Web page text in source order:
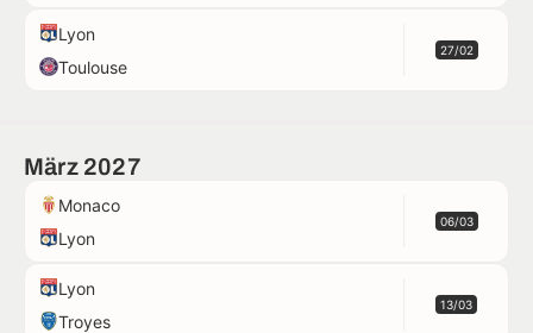
Lyon
Toulouse
27/02
März 2027
Monaco
Lyon
06/03
Lyon
Troyes
13/03